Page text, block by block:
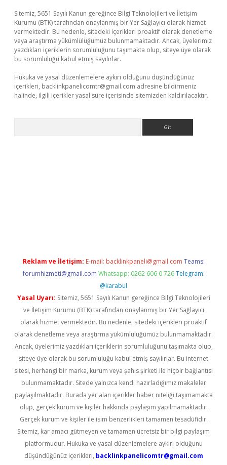
Sitemiz, 5651 Sayılı Kanun gereğince Bilgi Teknolojileri ve İletişim
Kurumu (BTK) tarafından onaylanmış bir Yer Sağlayıcı olarak hizmet
vermektedir. Bu nedenle, sitedeki içerikleri proaktif olarak denetleme
veya araştırma yükümlülüğümüz bulunmamaktadır. Ancak, üyelerimiz
yazdıkları içeriklerin sorumluluğunu taşımakta olup, siteye üye olarak
bu sorumluluğu kabul etmiş sayılırlar.
Hukuka ve yasal düzenlemelere aykırı olduğunu düşündüğünüz
içerikleri, backlinkpanelicomtr@gmail.com adresine bildirmeniz
halinde, ilgili içerikler yasal süre içerisinde sitemizden kaldırılacaktır.
Reklam ve İletişim: E-mail: backlinkpaneli@gmail.com Teams:
forumhizmeti@gmail.com Whatsapp: 0262 606 0 726 Telegram:
@karabul
Yasal Uyarı: Sitemiz, 5651 Sayılı Kanun gereğince Bilgi Teknolojileri
ve İletişim Kurumu (BTK) tarafından onaylanmış bir Yer Sağlayıcı
olarak hizmet vermektedir. Bu nedenle, sitedeki içerikleri proaktif
olarak denetleme veya araştırma yükümlülüğümüz bulunmamaktadır.
Ancak, üyelerimiz yazdıkları içeriklerin sorumluluğunu taşımakta olup,
siteye üye olarak bu sorumluluğu kabul etmiş sayılırlar. Bu internet
sitesi, herhangi bir marka, kurum veya şahıs şirketi ile hiçbir bağlantısı
bulunmamaktadır. Sitede yalnızca kendi hazırladığımız makaleler
paylaşılmaktadır. Burada yer alan içerikler haber niteliği taşımamakta
olup, gerçek kurum ve kişiler hakkında paylaşım yapılmamaktadır.
Gerçek kurum ve kişiler ile isim benzerlikleri tamamen tesadüfidir.
Sitemiz, kar amacı gütmeyen ve tamamen ücretsiz bir bilgi paylaşım
platformudur. Hukuka ve yasal düzenlemelere aykırı olduğunu
düşündüğünüz içerikleri, backlinkpanelicomtr@gmail.com